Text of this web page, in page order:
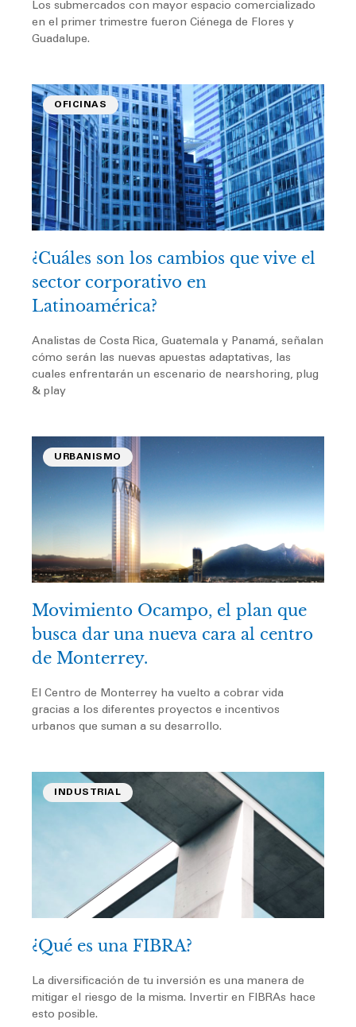
Los submercados con mayor espacio comercializado
en el primer trimestre fueron Ciénega de Flores y
Guadalupe.
OFICINAS
¿Cuáles son los cambios que vive el
sector corporativo en
Latinoamérica?
Analistas de Costa Rica, Guatemala y Panamá, señalan
cómo serán las nuevas apuestas adaptativas, las
cuales enfrentarán un escenario de nearshoring, plug
& play
URBANISMO
Movimiento Ocampo, el plan que
busca dar una nueva cara al centro
de Monterrey.
El Centro de Monterrey ha vuelto a cobrar vida
gracias a los diferentes proyectos e incentivos
urbanos que suman a su desarrollo.
INDUSTRIAL
¿Qué es una FIBRA?
La diversificación de tu inversión es una manera de
mitigar el riesgo de la misma. Invertir en FIBRAs hace
esto posible.